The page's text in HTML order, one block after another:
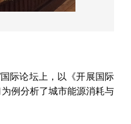
际论坛上，以《开展国际
例分析了城市能源消耗与